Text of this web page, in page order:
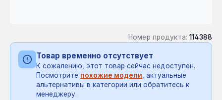
Номер продукта: 114388
Товар временно отсутствует
К сожалению, этот товар сейчас недоступен.
Посмотрите похожие модели, актуальные
альтернативы в категории или обратитесь к
менеджеру.